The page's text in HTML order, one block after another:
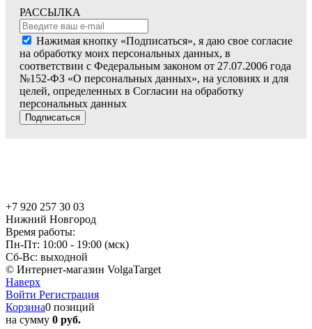
РАССЫЛКА
Нажимая кнопку «Подписаться», я даю свое согласие
на обработку моих персональных данных, в
соответствии с Федеральным законом от 27.07.2006 года
№152-ФЗ «О персональных данных», на условиях и для
целей, определенных в Согласии на обработку
персональных данных
Подписаться
+7 920 257 30 03
Нижний Новгород
Время работы:
Пн-Пт: 10:00 - 19:00 (мск)
Сб-Вс: выходной
© Интернет-магазин VolgaTarget
Наверх
Войти Регистрация
Корзина0 позиций
на сумму 0 руб.